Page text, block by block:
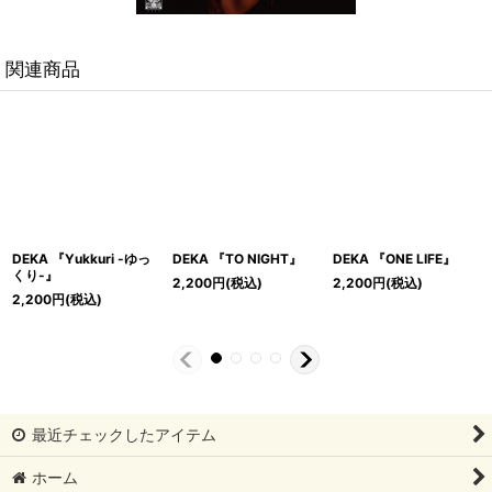
関連商品
っ
DEKA 『TO NIGHT』
2,200
DEKA 『ONE LIFE』
2,200円(税込)
DEKA 『チャレンジ
ー』
最近チェックしたアイテム
ホーム